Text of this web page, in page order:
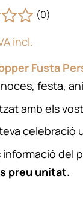
(0)
incl.
Fusta
festa,
amb els
celebració
informació del
preu unitat.